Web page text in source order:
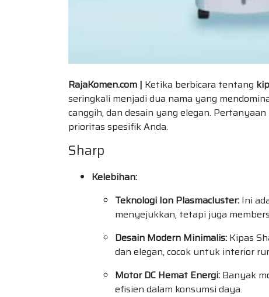
RajaKomen.com | Ketika berbicara tentang
seringkali menjadi dua nama yang
canggih, dan desain yang elegan. Pertanyaan
prioritas spesifik Anda.
Sharp
Kelebihan:
Teknologi Ion Plasmacluster: Ini
menyejukkan, tetapi juga
Desain Modern Minimalis: Kipas
dan elegan, cocok untuk interior
Motor DC Hemat Energi: Banyak
efisien dalam konsumsi daya.